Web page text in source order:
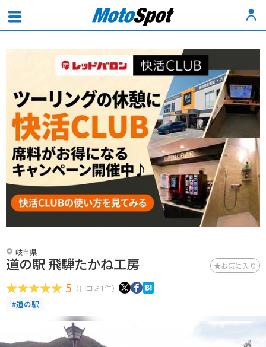
岐阜県
道の駅 飛騨たかね工房 お気に入り
5 （口コミ1件）
#道の駅